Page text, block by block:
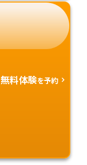
無料体験を予約